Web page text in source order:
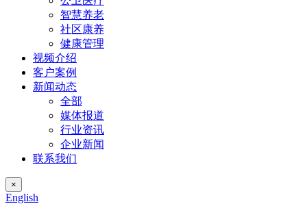
智慧养老
社区康养
健康管理
视频介绍
客户案例
新闻动态
全部
媒体报道
行业资讯
企业新闻
联系我们
×
English